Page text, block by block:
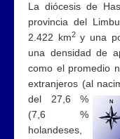
La diócesis de
provincia del
2.422 km2 y una
una densidad de
como el promedio
extranjeros (al
del 27,6 %
(7,6 %
holandeses,